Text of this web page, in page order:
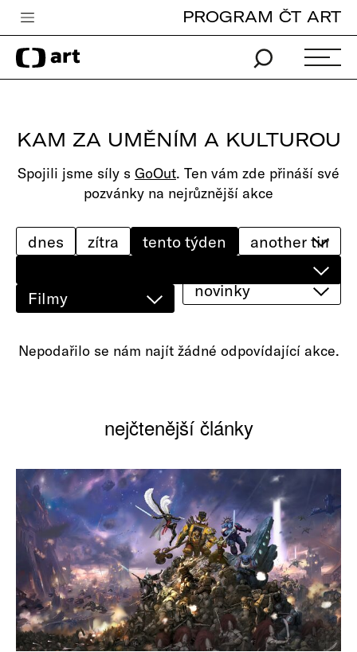
Česká televize
Zpravodajství
iVysílání
TV program
edu
PROGRAM ČT ART
KAM ZA UMĚNÍM A KULTUROU
Spojili jsme síly s GoOut. Ten vám zde přináší své
pozvánky na nejrůznější akce
Filmy
dnes zítra tento týden
novinky
Nepodařilo se nám najít žádné odpovídající akce.
nejčtenější články